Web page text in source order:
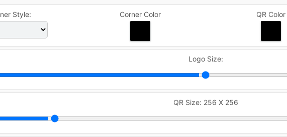
Style: Corner Color QR Color
Logo Size:
QR Size: 256 X 256